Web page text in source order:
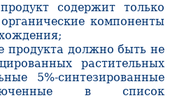
содержит только
компоненты
продукта должно быть не
растительных
5%-синтезированные
в список